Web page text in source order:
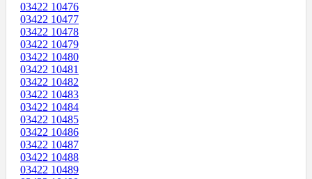
03422 10476
03422 10477
03422 10478
03422 10479
03422 10480
03422 10481
03422 10482
03422 10483
03422 10484
03422 10485
03422 10486
03422 10487
03422 10488
03422 10489